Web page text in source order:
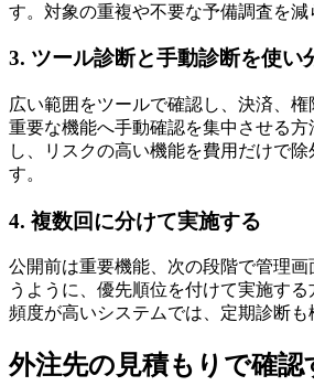
す。対象の重複や不要な予備調査を減
3. ツール診断と手動診断を使い
広い範囲をツールで確認し、決済、
重要な機能へ手動確認を集中させる
し、リスクの高い機能を費用だけで
す。
4. 複数回に分けて実施する
公開前は重要機能、次の段階で管理
うように、優先順位を付けて実施す
頻度が高いシステムでは、定期診断も
外注先の見積もりで確認